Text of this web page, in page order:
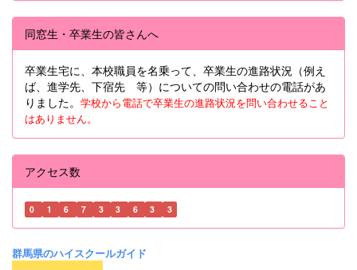
同窓生・卒業生の皆さんへ
卒業生宅に、本校職員を名乗って、卒業生の進路状況（例え
ば、進学先、下宿先 等）についての問い合わせの電話があ
りました。 学校から電話で卒業生の進路状況を問い合わせること
はありません。
アクセス数
0 1 6 7 3 3 6 3 3
群馬県のハイスクールガイド